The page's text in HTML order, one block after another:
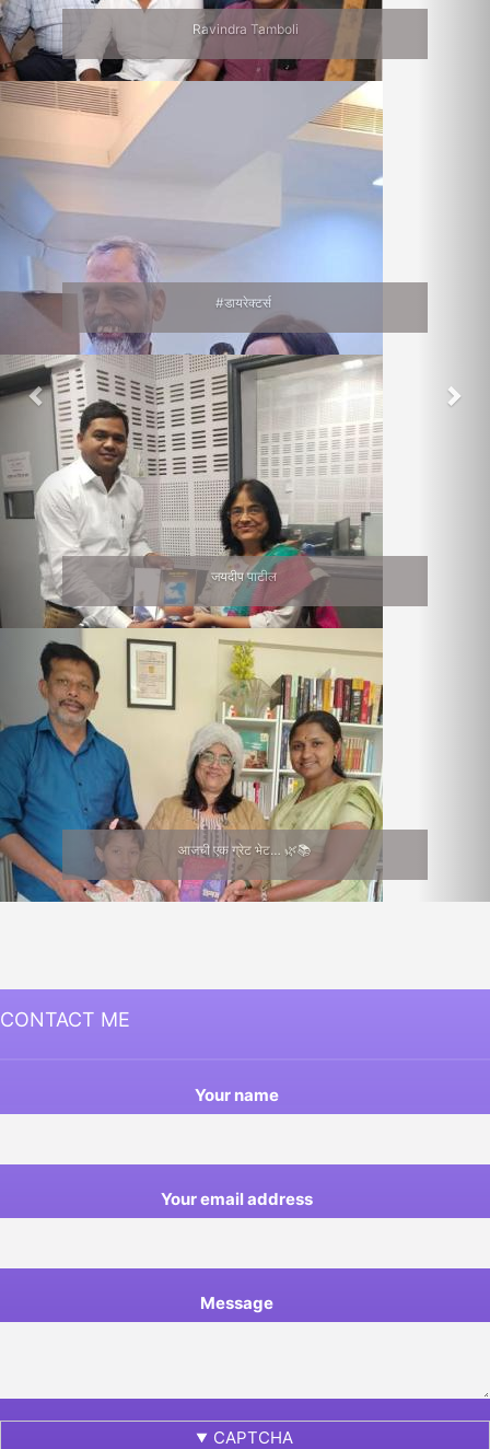
Ravindra Tamboli
#डायरेक्टर्स
जयदीप पाटील
आजची एक ग्रेट भेट… 🌿📚
CONTACT ME
Your name
Your email address
Message
CAPTCHA